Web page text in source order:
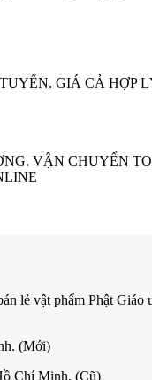
GIÁ CẢ HỢP
VẬN CHUYỂN
lẻ vật phẩm Phật
(Mới)
Chí Minh. (Cũ)